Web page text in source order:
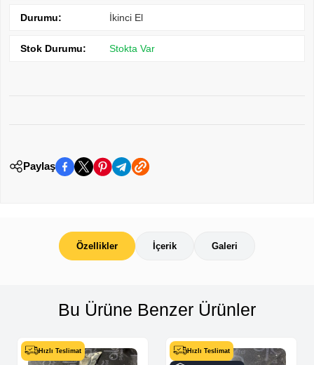
Durumu: İkinci El
Stok Durumu: Stokta Var
Paylaş
Özellikler İçerik Galeri
Bu Ürüne Benzer Ürünler
Hızlı Teslimat Hızlı Teslimat